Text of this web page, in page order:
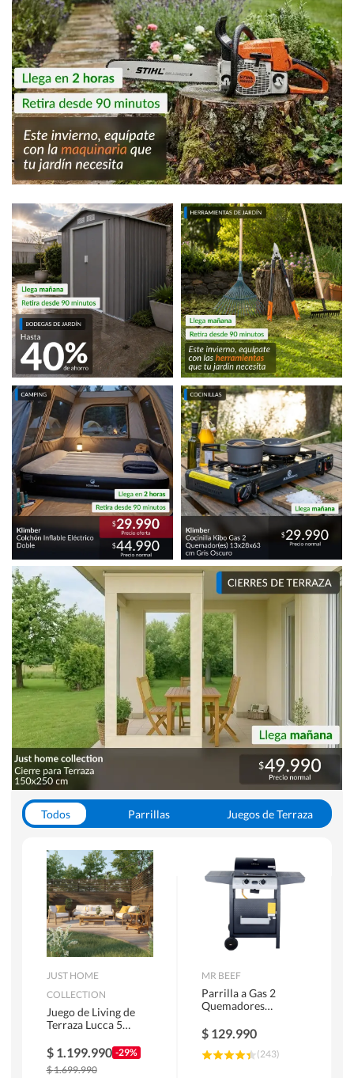
Todos Parrillas
Juegos de Terraza
JUST HOME
COLLECTION
Juego de Living de
Terraza Lucca 5
$ 1.199.990 -29%
$1.699.990
MR BEEF
Parrilla a Gas 2
Quemadores
$ 129.990
(243)